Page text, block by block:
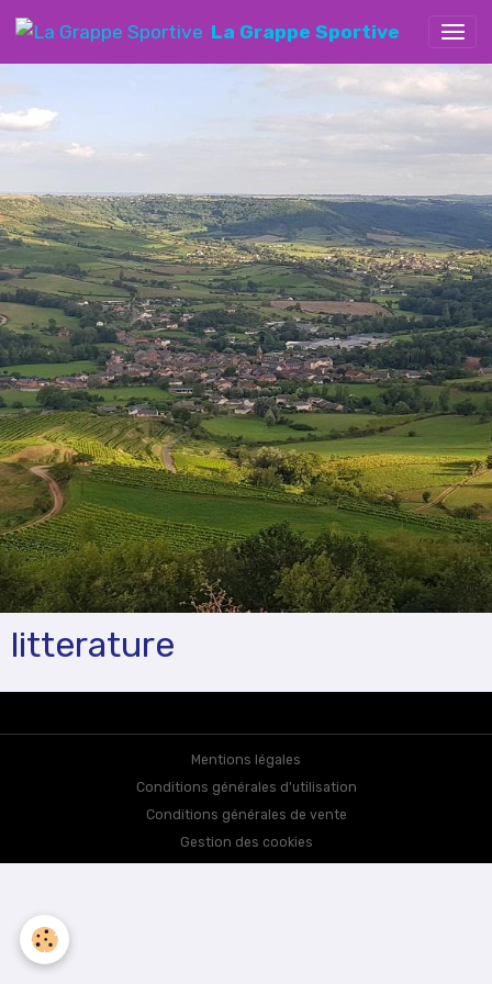
La Grappe Sportive
litterature
Mentions légales
Conditions générales d'utilisation
Conditions générales de vente
Gestion des cookies